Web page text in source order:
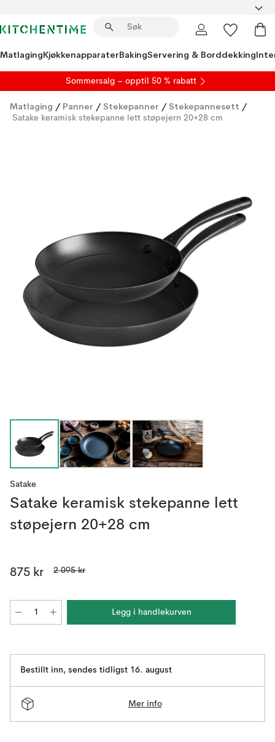
MatlagingKjøkkenapparaterBakingServering & Borddekking
Sommersalg – opptil 50 % rabatt
Matlaging / Panner / Stekepanner / Stekepannesett /
Satake keramisk stekepanne lett støpejern 20+28 cm
Satake
Satake keramisk stekepanne lett
støpejern 20+28 cm
875 kr 2 095 kr
Legg i handlekurven
Bestillt inn, sendes tidligst 16. august
Mer info